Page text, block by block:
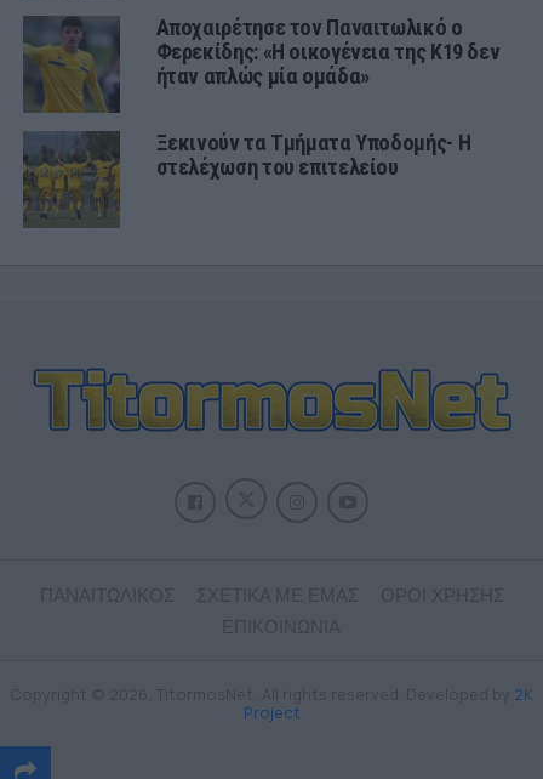
Αποχαιρέτησε τον Παναιτωλικό ο
Φερεκίδης: «Η οικογένεια της Κ19 δεν
ήταν απλώς μία ομάδα»
Ξεκινούν τα Τμήματα Υποδομής- Η
στελέχωση του επιτελείου
2K
Project